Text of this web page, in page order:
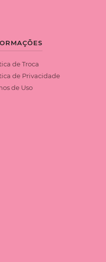
de Troca
de Privacidade
de Uso